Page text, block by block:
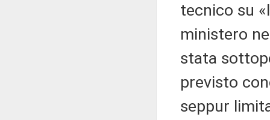
tecnico su
ministero
stata
previsto
seppur